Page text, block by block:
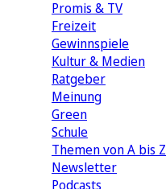
Promis & TV
Freizeit
Gewinnspiele
Kultur & Medien
Ratgeber
Meinung
Green
Schule
Themen von A bis Z
Newsletter
Podcasts